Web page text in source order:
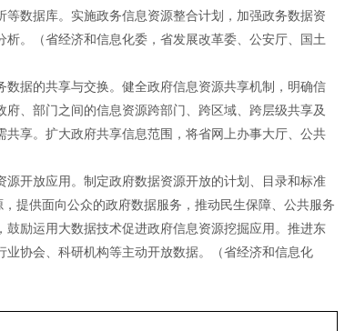
数据库。实施政务信息资源整合计划，加强政务数据资
。（省经济和信息化委，省发展改革委、公安厅、国土
据的共享与交换。健全政府信息资源共享机制，明确信
、部门之间的信息资源跨部门、跨区域、跨层级共享及
享。扩大政府共享信息范围，将省网上办事大厅、公共
开放应用。制定政府数据资源开放的计划、目录和标准
提供面向公众的政府数据服务，推动民生保障、公共服务
励运用大数据技术促进政府信息资源挖掘应用。推进东
协会、科研机构等主动开放数据。（省经济和信息化